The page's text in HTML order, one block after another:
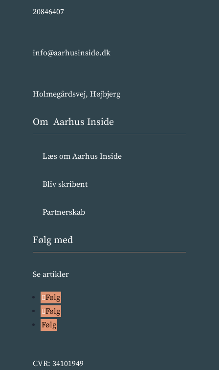
20846407
info@aarhusinside.dk
Holmegårdsvej, Højbjerg
Om Aarhus Inside
Læs om Aarhus Inside
Bliv skribent
Partnerskab
Følg med
Se artikler
Følg
Følg
Følg
CVR: 34101949